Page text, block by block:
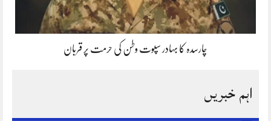
چارسدہ کا بہادر سپوت وطن کی حرمت پر قربان
اہم خبریں